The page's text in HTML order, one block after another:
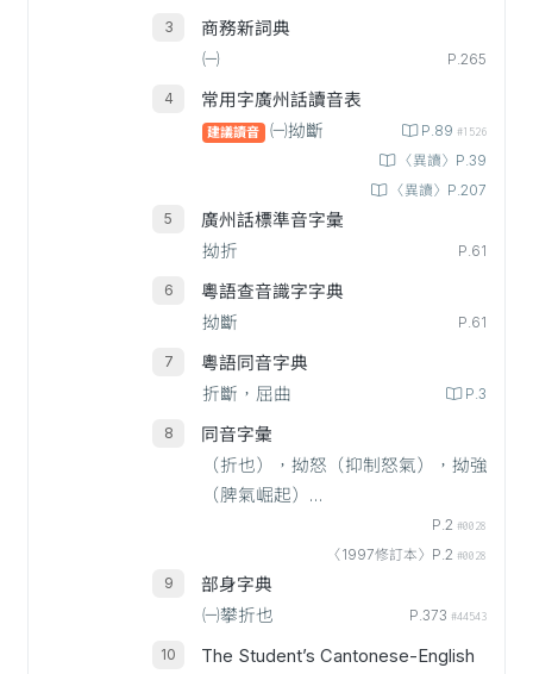
商務新詞典
㈠
P.265
常用字廣州話讀音表
建議讀音 ㈠拗斷 P.89 #1526
〈異讀〉P.39
〈異讀〉P.207
廣州話標準音字彙
拗折
P.61
粵語查音識字字典
拗斷
P.61
粵語同音字典
折斷，屈曲
P.3
同音字彙
（折也），拗怒（抑制怒氣），拗強
（脾氣崛起）…
P.2 #0028
〈1997修訂本〉P.2 #0028
部身字典
㈠攀折也
P.373 #44543
The Student’s Cantonese-English